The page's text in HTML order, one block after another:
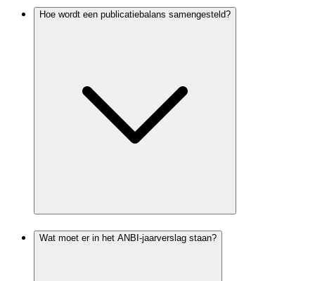
Hoe wordt een publicatiebalans samengesteld?
Wat moet er in het ANBI-jaarverslag staan?